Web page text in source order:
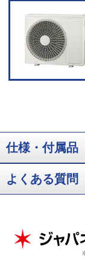
になることがあります
温の場合、製品保護
が低下する場合があり
仕様・付属品
よくある質問